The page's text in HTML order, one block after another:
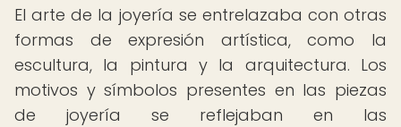
El arte de la joyería se entrelazaba con otras
formas de expresión artística, como la
escultura, la pintura y la arquitectura. Los
motivos y símbolos presentes en las piezas
de joyería se reflejaban en las